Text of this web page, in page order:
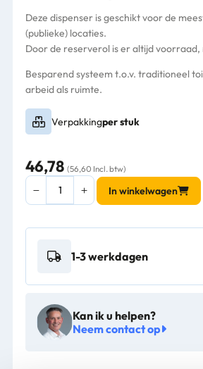
Deze dispenser is geschikt voor de
(publieke) locaties.
Door de reserverol is er altijd voorraad,
Besparend systeem t.o.v. traditioneel
arbeid als ruimte.
Verpakkingper stuk
46,78 (56,60 Incl. btw)
Pearl
White
Mini
toiletroldispenser
aantal
In winkelwagen
1-3 werkdagen
Kan ik u helpen?
Neem contact op